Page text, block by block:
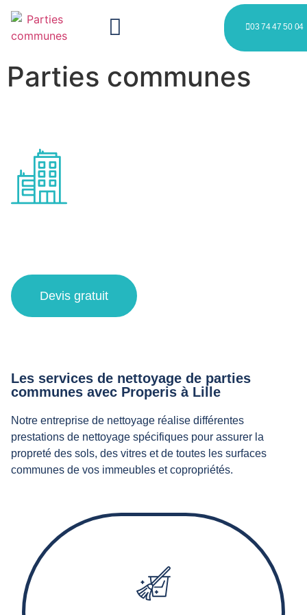
03 74 47 50 04
Parties communes
Devis gratuit
Les services de nettoyage de parties
communes avec Properis à Lille
Notre entreprise de nettoyage réalise différentes
prestations de nettoyage spécifiques pour assurer la
propreté des sols, des vitres et de toutes les surfaces
communes de vos immeubles et copropriétés.
Nos agents d’entretien effectuent le balayage,